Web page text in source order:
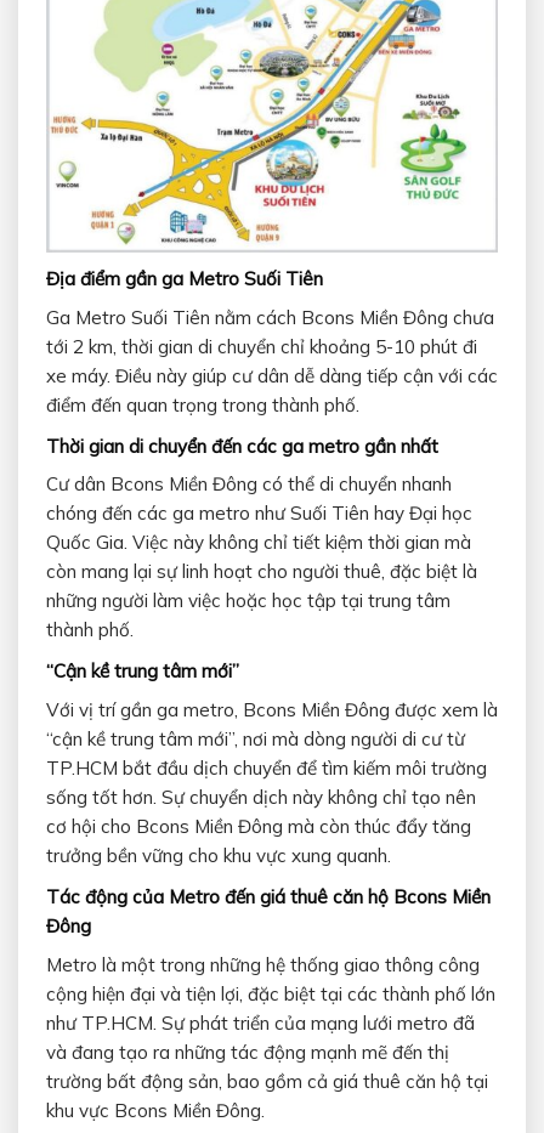
Địa điểm gần ga Metro Suối Tiên
Ga Metro Suối Tiên nằm cách Bcons Miền Đông chưa
tới 2 km, thời gian di chuyển chỉ khoảng 5-10 phút đi
xe máy. Điều này giúp cư dân dễ dàng tiếp cận với các
điểm đến quan trọng trong thành phố.
Thời gian di chuyển đến các ga metro gần nhất
Cư dân Bcons Miền Đông có thể di chuyển nhanh
chóng đến các ga metro như Suối Tiên hay Đại học
Quốc Gia. Việc này không chỉ tiết kiệm thời gian mà
còn mang lại sự linh hoạt cho người thuê, đặc biệt là
những người làm việc hoặc học tập tại trung tâm
thành phố.
“Cận kề trung tâm mới”
Với vị trí gần ga metro, Bcons Miền Đông được xem là
“cận kề trung tâm mới”, nơi mà dòng người di cư từ
TP.HCM bắt đầu dịch chuyển để tìm kiếm môi trường
sống tốt hơn. Sự chuyển dịch này không chỉ tạo nên
cơ hội cho Bcons Miền Đông mà còn thúc đẩy tăng
trưởng bền vững cho khu vực xung quanh.
Tác động của Metro đến giá thuê căn hộ Bcons Miền
Đông
Metro là một trong những hệ thống giao thông công
cộng hiện đại và tiện lợi, đặc biệt tại các thành phố lớn
như TP.HCM. Sự phát triển của mạng lưới metro đã
và đang tạo ra những tác động mạnh mẽ đến thị
trường bất động sản, bao gồm cả giá thuê căn hộ tại
khu vực Bcons Miền Đông.